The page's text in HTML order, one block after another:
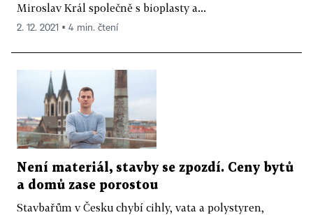
Miroslav Král společně s bioplasty a...
2. 12. 2021 ▪ 4 min. čtení
Není materiál, stavby se zpozdí. Ceny bytů
a domů zase porostou
Stavbařům v Česku chybí cihly, vata a polystyren,